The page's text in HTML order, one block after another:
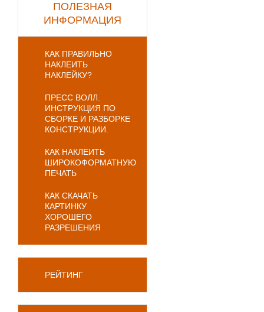
ПОЛЕЗНАЯ
ИНФОРМАЦИЯ
КАК ПРАВИЛЬНО
НАКЛЕИТЬ
НАКЛЕЙКУ?
ПРЕСС ВОЛЛ.
ИНСТРУКЦИЯ ПО
СБОРКЕ И РАЗБОРКЕ
КОНСТРУКЦИИ.
КАК НАКЛЕИТЬ
ШИРОКОФОРМАТНУЮ
ПЕЧАТЬ
КАК СКАЧАТЬ
КАРТИНКУ
ХОРОШЕГО
РАЗРЕШЕНИЯ
РЕЙТИНГ